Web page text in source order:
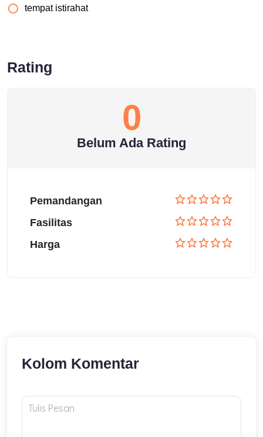
tempat istirahat
Rating
0
Belum Ada Rating
Pemandangan
Fasilitas
Harga
Kolom Komentar